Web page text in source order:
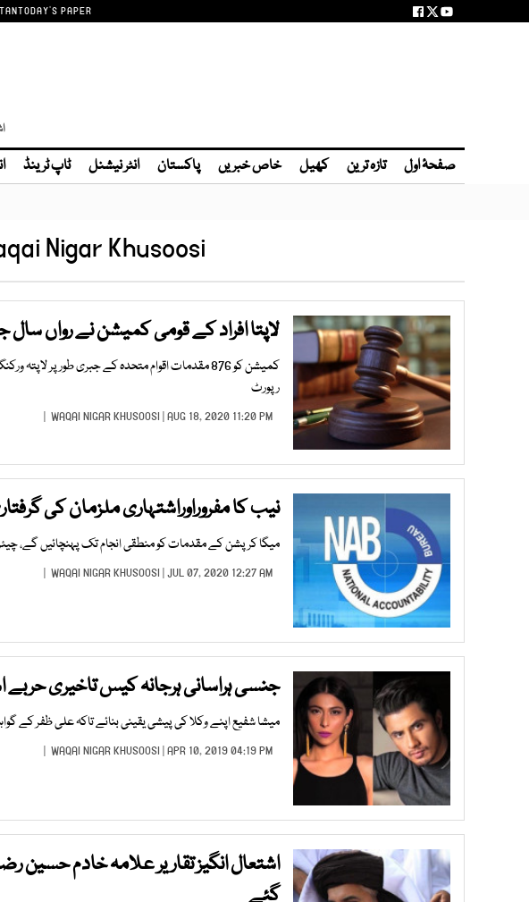
TODAY'S PAPER
صفحۂ اول تازہ ترین کھیل خاص خبریں پاکستان انٹر نیشنل ٹاپ ٹرینڈ
Nigar Khusoosi
لاپتا افراد کے قومی کمیشن نے رواں سال جولائی تک
رپورٹ
WAQAI NIGAR KHUSOOSI | AUG 18, 2020 11:20 PM |
نیب کا مفروراوراشتہاری ملزمان کی
میگا کرپشن کے مقدمات کو منطقی انجام تک پہنچائیں گے،
WAQAI NIGAR KHUSOOSI | JUL 07, 2020 12:27 AM |
جنسی ہراسانی ہرجانہ کیس تاخیری حربے
میشا شفیع اپنے وکلا کی پیشی یقینی بنائے تاکہ علی ظفر کے
WAQAI NIGAR KHUSOOSI | APR 10, 2019 04:19 PM |
اشتعال انگیز تقاریر علامہ خادم حسین